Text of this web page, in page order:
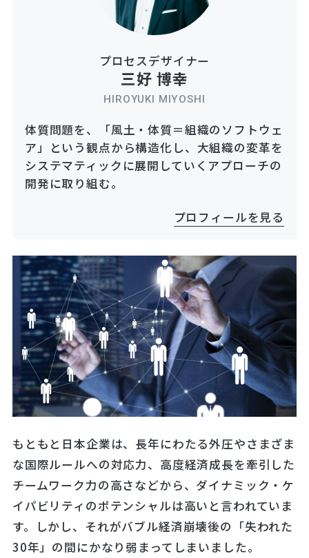
プロセスデザイナー
三好 博幸
HIROYUKI MIYOSHI
体質問題を、「風土・体質＝組織のソフトウェ
ア」という観点から構造化し、大組織の変革を
システマティックに展開していくアプローチの
開発に取り組む。
プロフィールを見る
もともと日本企業は、長年にわたる外圧やさまざま
な国際ルールへの対応力、高度経済成長を牽引した
チームワーク力の高さなどから、ダイナミック・ケ
イパビリティのポテンシャルは高いと言われていま
す。しかし、それがバブル経済崩壊後の「失われた
30年」の間にかなり弱まってしまいました。